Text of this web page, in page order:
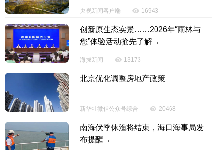
央视新闻客户端 16943
创新原生态实景……2026年“雨林与
您”体验活动抢先了解→
海拔新闻 13173
北京优化调整房地产政策
新华社微信公众号综合 20468
南海伏季休渔将结束，海口海事局发
布提醒→